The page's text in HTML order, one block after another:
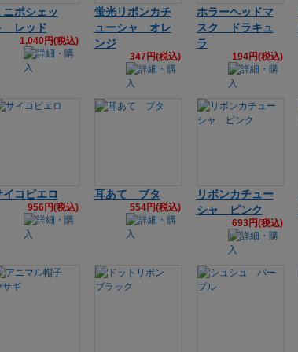
ニポシェッ
レッド
1,040円(税込)
蛍光リボンカチ
ューシャ オレ
ンジ
347円(税込)
ホラーヘッドマ
スク ドラキュ
ラ
194円(税込)
イコピエロ
956円(税込)
耳あて ブタ
554円(税込)
リボンカチュー
シャ ピンク
693円(税込)